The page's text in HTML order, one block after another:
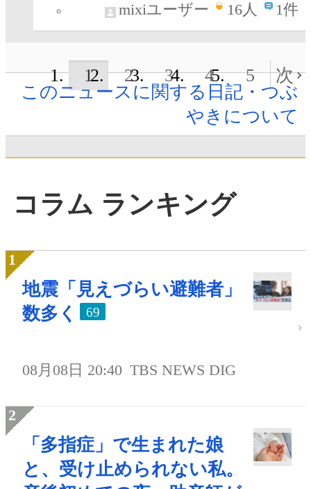
mixiユーザー
16人 1件
1 2 3 4 5
次
このニュースに関する日記・つぶ
やきについて
コラム ランキング
地震「見えづらい避難者」
数多く
69
08月08日 20:40 TBS NEWS DIG
「多指症」で生まれた娘
と、受け止められない私。